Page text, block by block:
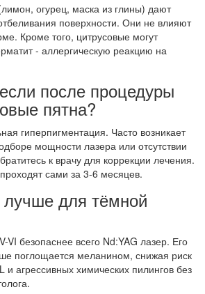
огурец, маска из глины) дают
поверхности. Они не влияют
Кроме того, цитрусовые могут
- аллергическую реакцию на
после процедуры
пятна?
гиперпигментация. Часто возникает
мощности лазера или отсутствии
к врачу для коррекции лечения.
сами за 3-6 месяцев.
лучше для тёмной
VI безопаснее всего Nd:YAG лазер. Его
поглощается меланином, снижая риск
и агрессивных химических пилингов без